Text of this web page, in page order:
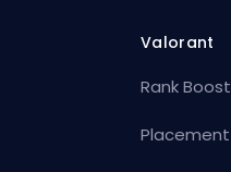
Valorant
Rank Boost
Placement